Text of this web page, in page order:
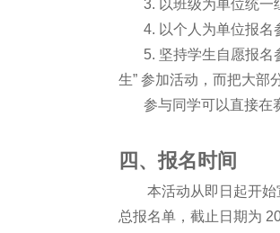
3. 以班级为单位统一
4. 以个人为单位报名
5. 坚持学生自愿报名参
生” 参加活动，而把大部
参与同学可以直接在
四、报名时间
本活动从即日起开始
总报名单，截止日期为